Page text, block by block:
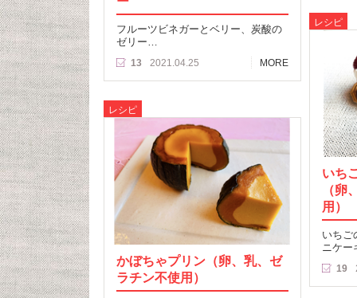
フルーツビネガーとベリー、炭酸の
ゼリー…
13 2021.04.25 MORE
レシピ
いち
（卵
用）
いちご
ニケ
19
レシピ
かぼちゃプリン（卵、乳、ゼ
ラチン不使用）